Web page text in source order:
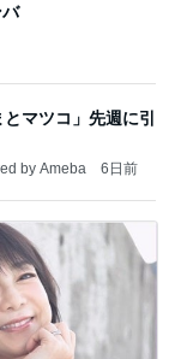
マツコ」先週に引
by Ameba 6日前